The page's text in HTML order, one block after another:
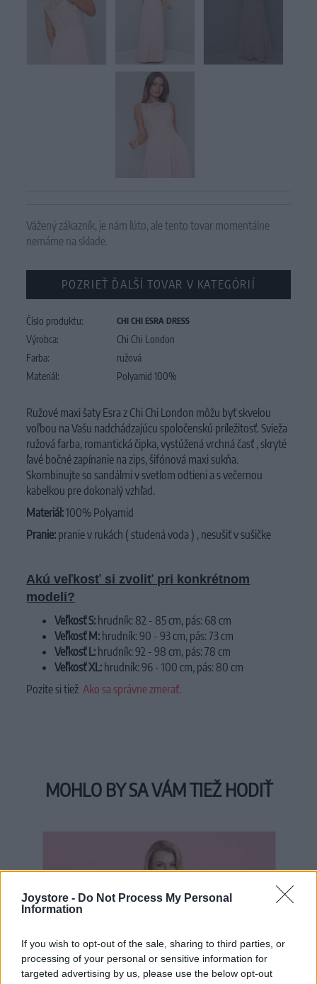
Joystore - Do Not Process My Personal
Information
If you wish to opt-out of the sale, sharing to third parties, or
processing of your personal or sensitive information for
targeted advertising by us, please use the below opt-out
Vážený zákazník, je nám ľúto, ale tento tovar momentálne
nemáme na sklade.
POZRIEŤ ĎALŠÍ TOVAR V KATEGÓRIÍ
Číslo produktu: CHI CHI ESRA DRESS
Výrobca:
Chi Chi London
Farba:
ružová
Materiál:
Polyamid 100%
Ružové maxi šaty Esra z Chi Chi London môžu byť skvelou
voľbou na Vašu nadchádzajúcu spoločenskú príležitosť.Svieža
ružová farba, romantická čipka, vystúžená vrchná časť , skryté
ľavé bočné zapínanie na zips, šifónová maxi sukňa.
Skombinujte so sandálmi v svetlom odtieni a s večernou
kabelkou pre dokonalý vzhľad.
Materiál:100% Polyamid
Pranie: pranie v rukách ( studená voda ) , nesušiť v sušičke
Akú veľkosť si zvoliť pri konkrétnom
modeli?
Veľkosť S: hrudník: 82 - 85 cm, pás: 68 cm
Veľkosť M: hrudník: 90 - 93 cm, pás: 73 cm
Veľkosť L: hrudník: 92 - 98 cm, pás: 78 cm
Veľkosť XL: hrudník: 96 - 100 cm, pás: 80 cm
Pozite si tiežAko sa správne zmerať.
MOHLO BY SA VÁM TIEŽ HODIŤ